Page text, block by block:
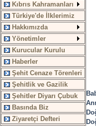
Kıbrıs Kahramanları
Türkiye'de İlklerimiz
Hakkımızda
Yönetimler
Kurucular Kurulu
Haberler
Şehit Cenaze Törenleri
Şehitlik ve Gazilik
Şehitler Diyarı Çubuk
Basında Biz
Ziyaretçi Defteri